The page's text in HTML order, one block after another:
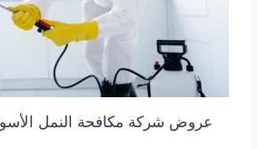
عروض شركة مكافحة النمل